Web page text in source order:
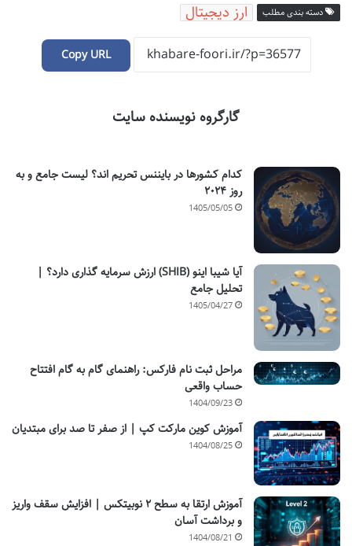
دسته بندی مطلب ارز دیجیتال
Copy URL
گارگروه نویسنده سایت
کدام کشورها در بایننس تحریم اند؟ لیست جامع و به
روز ۲۰۲۴
1405/05/05
آیا شیبا اینو (SHIB) ارزش سرمایه گذاری دارد؟ |
تحلیل جامع
1405/04/27
مراحل ثبت نام فارکس: راهنمای گام به گام افتتاح
حساب واقعی
1404/09/23
آموزش کوین مارکت کپ | از صفر تا صد برای مبتدیان
1404/08/25
آموزش ارتقا به سطح ۲ نوبیتکس | افزایش سقف واریز
و برداشت آسان
1404/08/21